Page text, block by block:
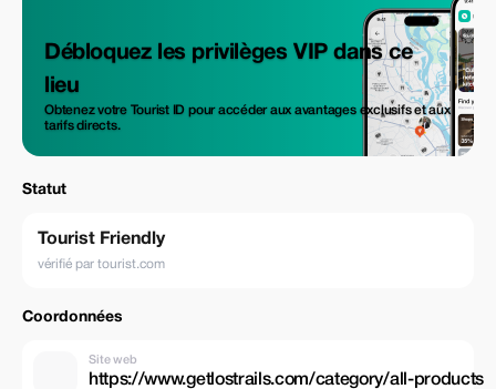
Débloquez les privilèges VIP dans ce
lieu
Obtenez votre Tourist ID pour accéder aux avantages exclusifs et aux
tarifs directs.
Statut
Tourist Friendly
vérifié par tourist.com
Coordonnées
Site web
https://www.getlostrails.com/category/all-products